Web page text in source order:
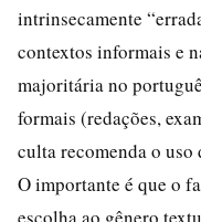
intrinsecamente
contextos informais e
majoritária no
formais (redações,
culta recomenda o uso
O importante é que o
escolha ao gênero